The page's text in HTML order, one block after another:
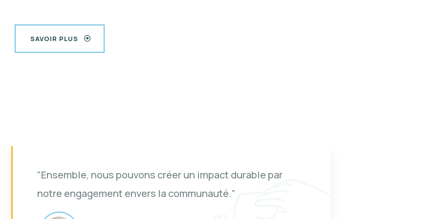
SAVOIR PLUS
par
"Ensemble, nous pouvons créer un impact durable par
notre engagement envers la communauté."